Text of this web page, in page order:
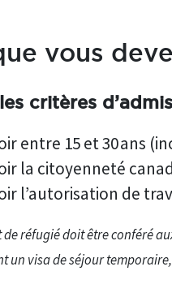
vous
critères
entre 15 et 30 ans
la citoyenneté
l’autorisation de
de réfugié doit être conféré
un visa de séjour